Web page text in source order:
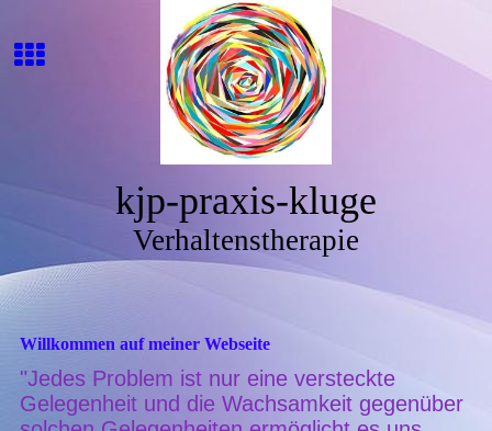
kjp-praxis-kluge
Verhaltenstherapie
Willkommen auf meiner Webseite
"Jedes Problem ist nur eine versteckte
Gelegenheit und die Wachsamkeit gegenüber